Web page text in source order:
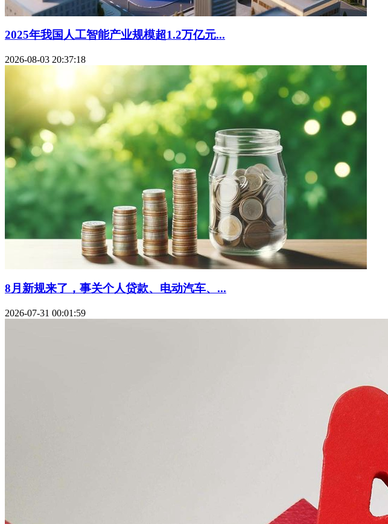
2025年我国人工智能产业规模超1.2万亿元...
2026-08-03 20:37:18
8月新规来了，事关个人贷款、电动汽车、...
2026-07-31 00:01:59